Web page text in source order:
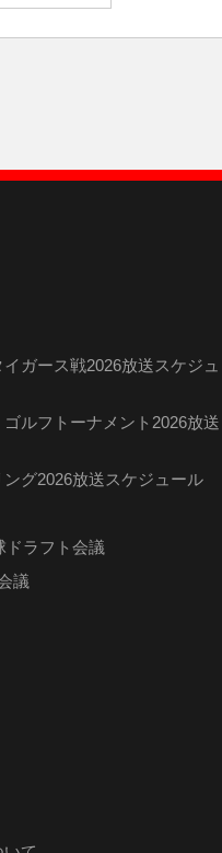
ガース戦2026放送スケジュ
ルフトーナメント2026放送
グ2026放送スケジュール
ドラフト会議
議